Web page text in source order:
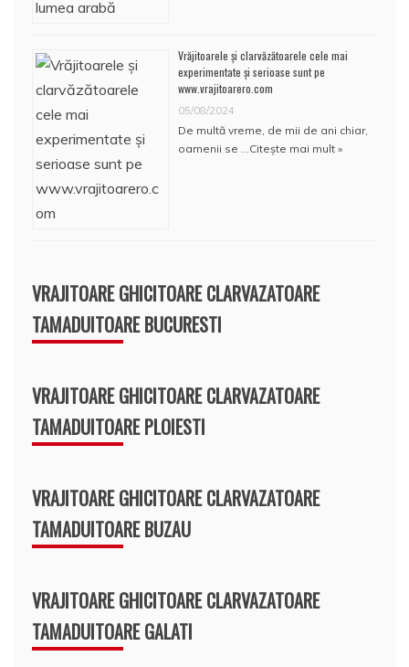
Vrăjitoarele și clarvăzătoarele cele mai
experimentate și serioase sunt pe
www.vrajitoarero.com
05/08/2024
De multă vreme, de mii de ani chiar,
oamenii se … Citește mai mult »
VRAJITOARE GHICITOARE CLARVAZATOARE
TAMADUITOARE BUCURESTI
VRAJITOARE GHICITOARE CLARVAZATOARE
TAMADUITOARE PLOIESTI
VRAJITOARE GHICITOARE CLARVAZATOARE
TAMADUITOARE BUZAU
VRAJITOARE GHICITOARE CLARVAZATOARE
TAMADUITOARE GALATI